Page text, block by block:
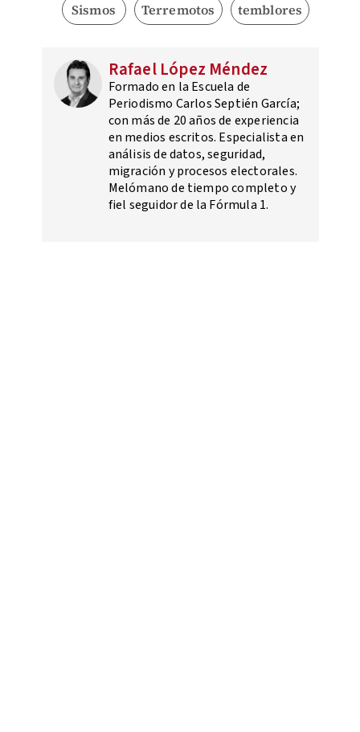
Sismos Terremotos temblores
Rafael López Méndez
Formado en la Escuela de
Periodismo Carlos Septién García;
con más de 20 años de experiencia
en medios escritos. Especialista en
análisis de datos, seguridad,
migración y procesos electorales.
Melómano de tiempo completo y
fiel seguidor de la Fórmula 1.